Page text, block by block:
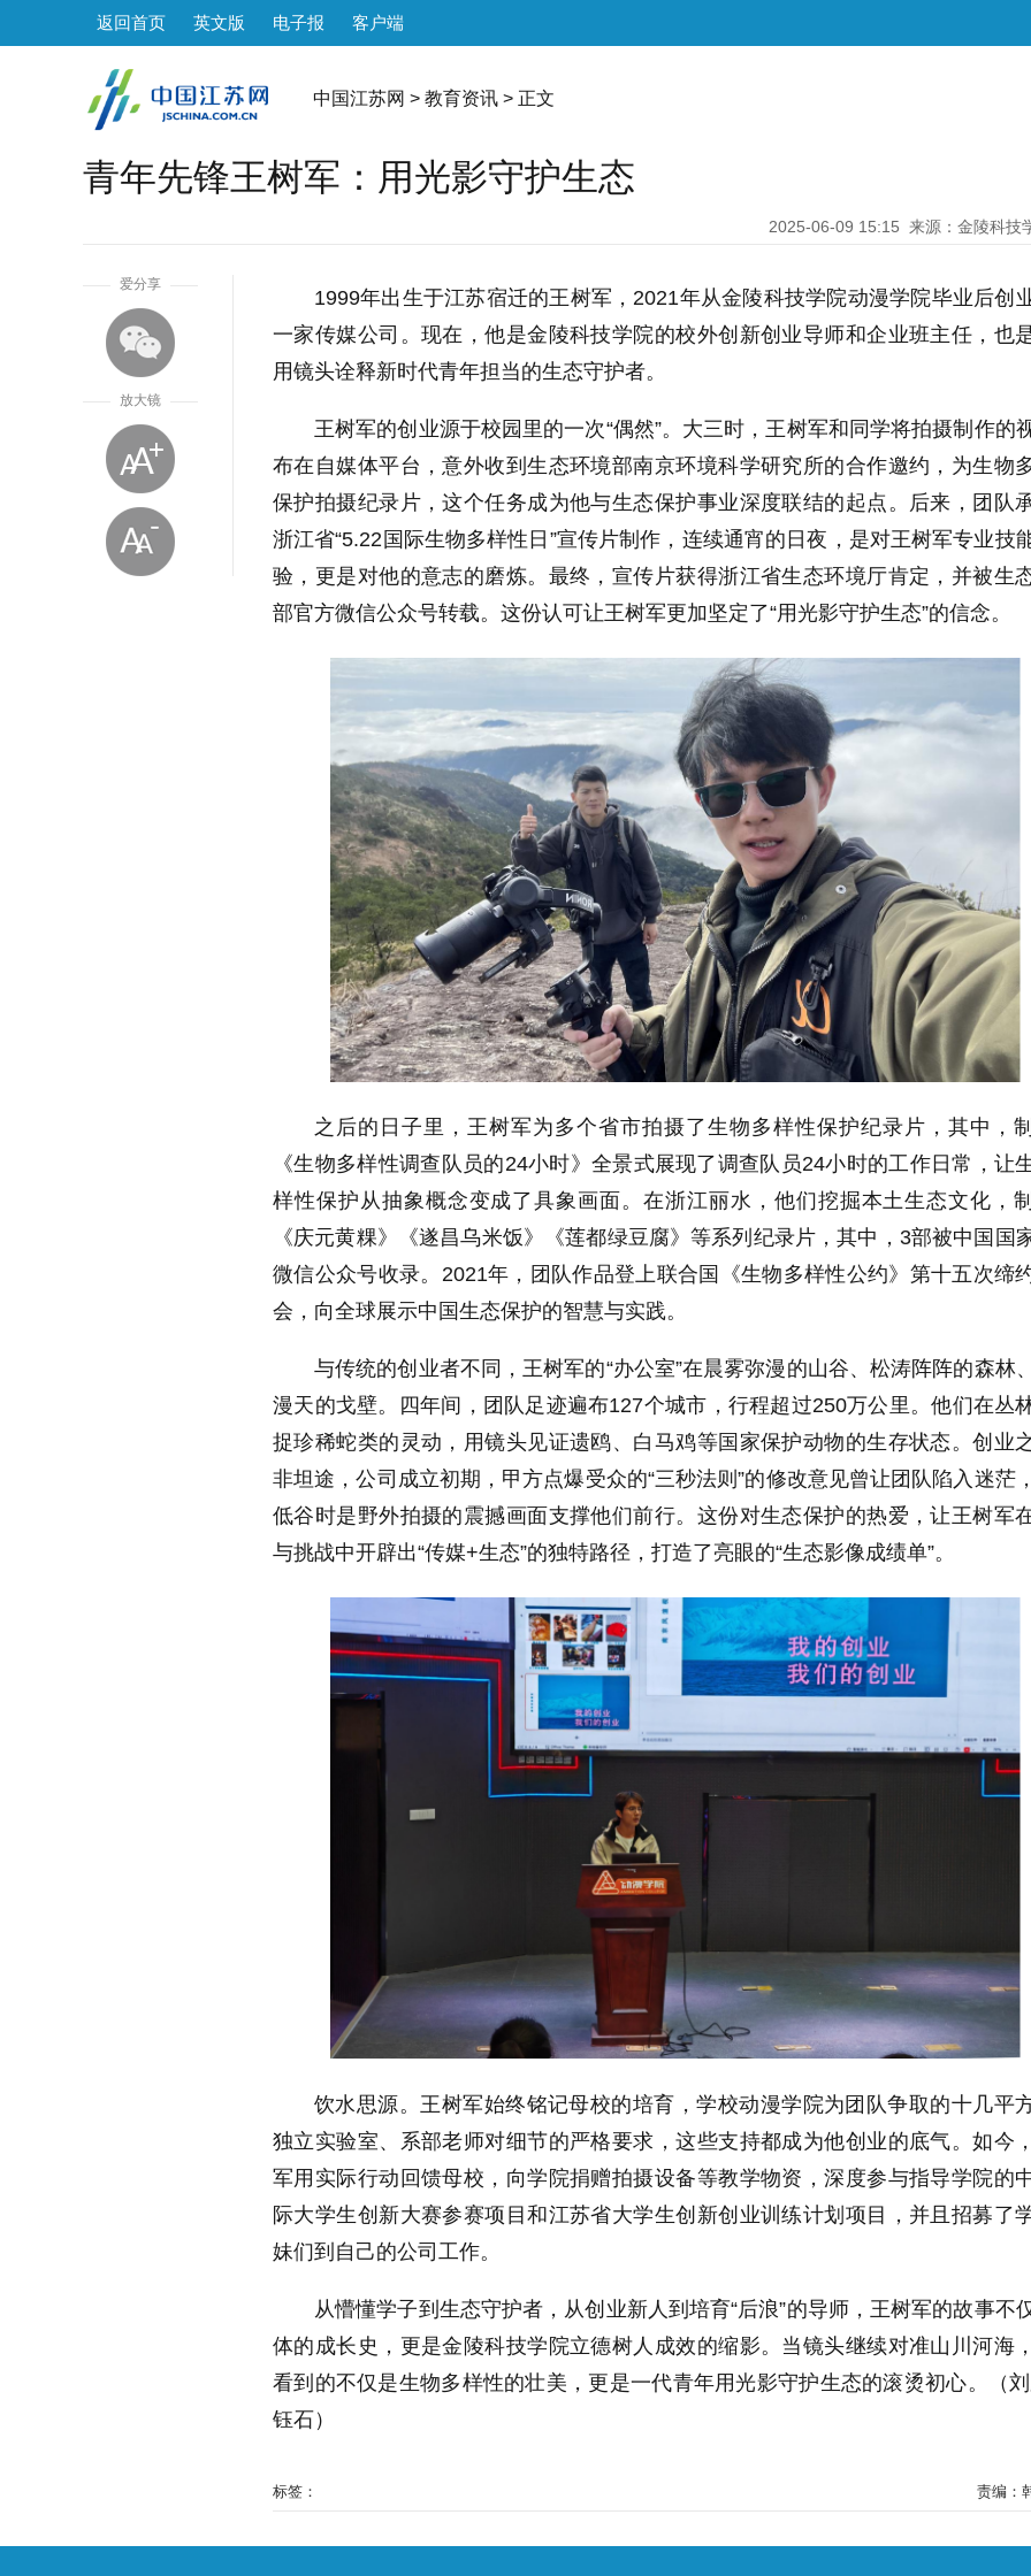
返回首页 英文版 电子报 客户端
中国江苏网 > 教育资讯 > 正文
青年先锋王树军：用光影守护生态
2025-06-09 15:15 来源：金陵科技
爱分享
放大镜
1999年出生于江苏宿迁的王树军，2021年从金陵科技学院动漫学院毕业后创
一家传媒公司。现在，他是金陵科技学院的校外创新创业导师和企业班主任，也
用镜头诠释新时代青年担当的生态守护者。
王树军的创业源于校园里的一次“偶然”。大三时，王树军和同学将拍摄制作的
布在自媒体平台，意外收到生态环境部南京环境科学研究所的合作邀约，为生物
保护拍摄纪录片，这个任务成为他与生态保护事业深度联结的起点。后来，团队
浙江省“5.22国际生物多样性日”宣传片制作，连续通宵的日夜，是对王树军专业技
验，更是对他的意志的磨炼。最终，宣传片获得浙江省生态环境厅肯定，并被生
部官方微信公众号转载。这份认可让王树军更加坚定了“用光影守护生态”的信念。
之后的日子里，王树军为多个省市拍摄了生物多样性保护纪录片，其中，
《生物多样性调查队员的24小时》全景式展现了调查队员24小时的工作日常，让
样性保护从抽象概念变成了具象画面。在浙江丽水，他们挖掘本土生态文化，
《庆元黄粿》《遂昌乌米饭》《莲都绿豆腐》等系列纪录片，其中，3部被中国国
微信公众号收录。2021年，团队作品登上联合国《生物多样性公约》第十五次缔
会，向全球展示中国生态保护的智慧与实践。
与传统的创业者不同，王树军的“办公室”在晨雾弥漫的山谷、松涛阵阵的森林
漫天的戈壁。四年间，团队足迹遍布127个城市，行程超过250万公里。他们在丛
捉珍稀蛇类的灵动，用镜头见证遗鸥、白马鸡等国家保护动物的生存状态。创业
非坦途，公司成立初期，甲方点爆受众的“三秒法则”的修改意见曾让团队陷入迷茫
低谷时是野外拍摄的震撼画面支撑他们前行。这份对生态保护的热爱，让王树军
与挑战中开辟出“传媒+生态”的独特路径，打造了亮眼的“生态影像成绩单”。
饮水思源。王树军始终铭记母校的培育，学校动漫学院为团队争取的十几平
独立实验室、系部老师对细节的严格要求，这些支持都成为他创业的底气。如今
军用实际行动回馈母校，向学院捐赠拍摄设备等教学物资，深度参与指导学院的
际大学生创新大赛参赛项目和江苏省大学生创新创业训练计划项目，并且招募了
妹们到自己的公司工作。
从懵懂学子到生态守护者，从创业新人到培育“后浪”的导师，王树军的故事不
体的成长史，更是金陵科技学院立德树人成效的缩影。当镜头继续对准山川河海
看到的不仅是生物多样性的壮美，更是一代青年用光影守护生态的滚烫初心。（
钰石 ）
标签： 责编：